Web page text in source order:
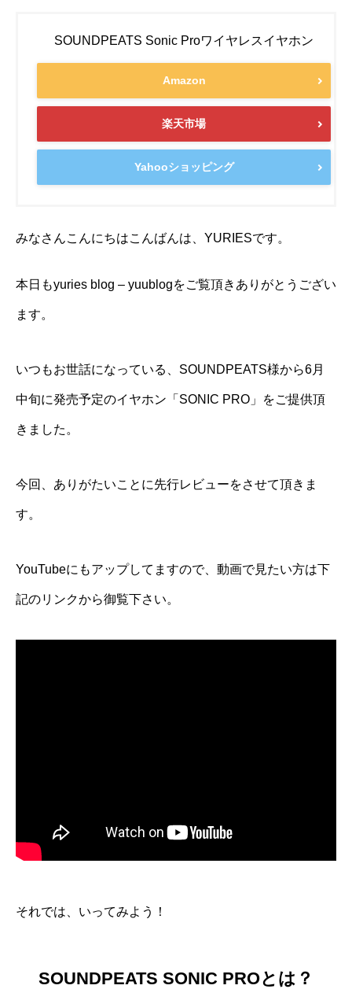
SOUNDPEATS Sonic Proワイヤレスイヤホン
Amazon
楽天市場
Yahooショッピング
みなさんこんにちはこんばんは、YURIESです。
本日もyuries blog – yuublogをご覧頂きありがとうござい
ます。
いつもお世話になっている、SOUNDPEATS様から6月
中旬に発売予定のイヤホン「SONIC PRO」をご提供頂
きました。
今回、ありがたいことに先行レビューをさせて頂きま
す。
YouTubeにもアップしてますので、動画で見たい方は下
記のリンクから御覧下さい。
それでは、いってみよう！
SOUNDPEATS SONIC PROとは？